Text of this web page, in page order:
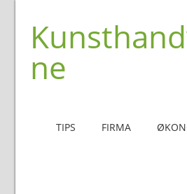
ne
TIPS FIRMA